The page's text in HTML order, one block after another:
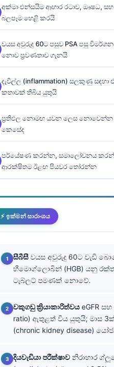
අක්මා එන්සයිම ආහාර රටාව, ඖෂධ,
බලපෑම හෙළි කරයි
වයස අවුරුදු 60ට පසුව PSA පසු
නොව ප්‍රවණතාව ගැනයි
දැවිල්ල (inflammation) සලකුණු
කතාවක් තිබිය යුතුයි
ප්‍රතිඵල නොමඟ යවන ලෙස නොවෙන්න
කෙසේද
පර්යේෂණ කරන්න, සමාලෝචනය
ආරක්ෂිතම ඊළඟ පියවර තෝරන්න
⚡ ඉක්මන් සාරාංශය
සීබීසී වයස අවුරුදු 60ට වැඩි
හීමොග්ලොබින් (HGB) යනු
ටැබ්ලට් පමණක් නොවේ.
වකුගඩු ක්‍රියාකාරිත්වය eGFR
ratio) ඇතුළත් විය යුතුයි; මාස
(chronic kidney disease)
දියවැඩියා පරීක්ෂාව නිරාහාර